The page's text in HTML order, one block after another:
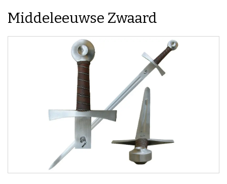
Middeleeuwse Zwaard